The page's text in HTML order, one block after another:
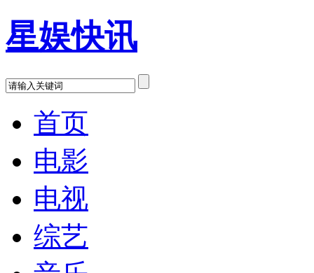
星娱快讯
首页
电影
电视
综艺